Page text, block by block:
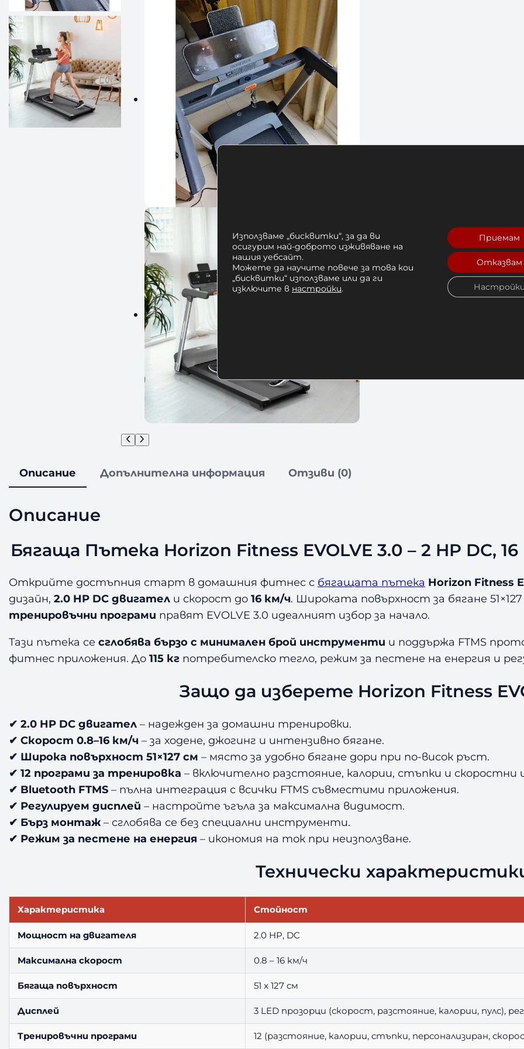
Описание Допълнителна информация Отзиви (0)
Описание
Бягаща Пътека Horizon Fitness EVOLVE 3.0 – 2 HP DC,
Открийте достъпния старт в домашния фитнес с бягащата пътека Horizon Fitness
дизайн,2.0 HP DC двигател и скорост до16 км/ч. Широката повърхност за бягане
тренировъчни програми правят EVOLVE 3.0 идеалният избор за начало.
Тази пътека сесглобява бързо с минимален брой инструменти и поддържа FTMS
фитнес приложения. До115 кг потребителско тегло, режим за пестене на енергия и
Защо да изберете Horizon Fitness
✔ 2.0 HP DC двигател – надежден за домашни тренировки.
✔ Скорост 0.8–16 км/ч – за ходене, джогинг и интензивно бягане.
✔ Широка повърхност 51×127 см – място за удобно бягане дори при по-висок ръст.
✔ 12 програми за тренировка – включително разстояние, калории, стъпки и скоростни
✔ Bluetooth FTMS – пълна интеграция с всички FTMS съвместими приложения.
✔ Регулируем дисплей – настройте ъгъла за максимална видимост.
✔ Бърз монтаж – сглобява се без специални инструменти.
✔ Режим за пестене на енергия – икономия на ток при неизползване.
Технически
Характеристика Стойност
Мощност на двигателя 2.0 HP, DC
Максимална скорост 0.8 – 16 км/ч
Бягаща повърхност 51 x 127 см
Дисплей 3 LED прозорци (скорост, разстояние, калории, пулс),
Тренировъчни програми 12 (разстояние, калории, стъпки, персонализиран,
Използваме „бисквитки“, за да ви
осигурим най-доброто изживяване на
нашия уебсайт.
Можете да научите повече за това кои
„бисквитки“ използваме или да ги
изключите в настройки.
Приемам
Отказвам